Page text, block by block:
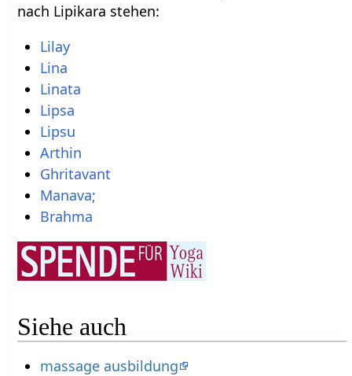
nach Lipikara stehen:
Lilay
Lina
Linata
Lipsa
Lipsu
Arthin
Ghritavant
Manava;
Brahma
Siehe auch
massage ausbildung